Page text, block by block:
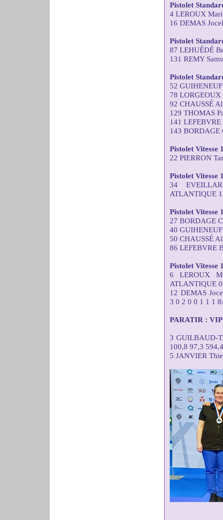
Pistolet
4 LEROUX
16 DEMAS
Pistolet
87 LEHUÉDÉ
131 REMY
Pistolet
52
78 LORGEOUX
92 CHAUSSÉ
129 THOMAS
141
143 BORDAGE
Pistolet Vitesse
22 PIERRON
Pistolet Vitesse
34
ATLANTIQUE
Pistolet Vitesse
27 BORDAGE
40
50 CHAUSSÉ
86 LEFEBVRE
Pistolet Vitesse
6 LEROUX
ATLANTIQUE
12 DEMAS
3 0 2 0 0 1 1 1
PARATIR : VIP
3 GUILBAUD-
100,8 97,3 594,4
5 JANVIER